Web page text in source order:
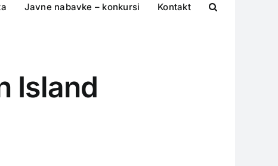
Javne nabavke – konkursi Kontakt
Island